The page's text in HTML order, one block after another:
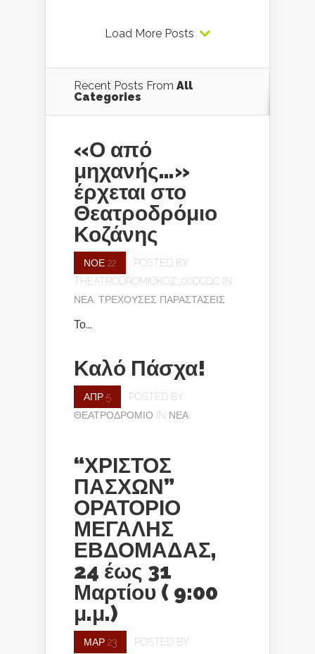
Load More Posts
Recent Posts From All
Categories
«Ο από
μηχανής…»
έρχεται στο
Θεατροδρόμιο
Κοζάνης
ΝΟΈ 22
POSTED BY
THEATRODROMIOKOZ_00DCQC
IN
ΝΈΑ ΤΡΈΧΟΥΣΕΣ ΠΑΡΑΣΤΆΣΕΙΣ
Το...
Καλό Πάσχα!
ΑΠΡ 5
POSTED BY
ΘΕΑΤΡΟΔΡΌΜΙΟ IN ΝΈΑ
“ΧΡΙΣΤΟΣ
ΠΑΣΧΩΝ”
ΟΡΑΤΟΡΙΟ
ΜΕΓΑΛΗΣ
ΕΒΔΟΜΑΔΑΣ,
24 έως 31
Μαρτίου ( 9:00
μ.μ.)
ΜΑΡ 23
POSTED BY